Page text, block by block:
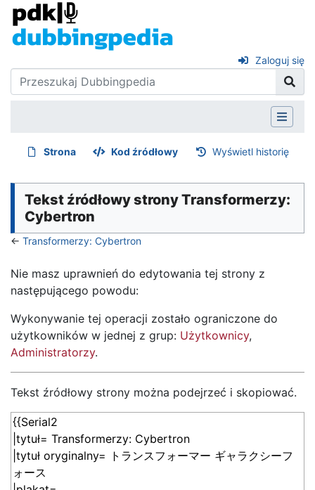
Zaloguj się
Strona Kod źródłowy Wyświetl historię
Tekst źródłowy strony Transformerzy:
Cybertron
← Transformerzy: Cybertron
Nie masz uprawnień do edytowania tej strony z
następującego powodu:
Wykonywanie tej operacji zostało ograniczone do
użytkowników w jednej z grup: Użytkownicy,
Administratorzy.
Tekst źródłowy strony można podejrzeć i skopiować.